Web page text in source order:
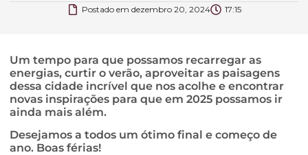
Postado em dezembro 20, 2024 17:15
Um tempo para que possamos recarregar as
energias, curtir o verão, aproveitar as paisagens
dessa cidade incrível que nos acolhe e encontrar
novas inspirações para que em 2025 possamos ir
ainda mais além.
Desejamos a todos um ótimo final e começo de
ano. Boas férias!